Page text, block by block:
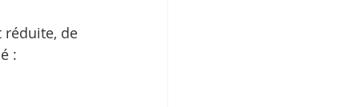
réduite, de
: